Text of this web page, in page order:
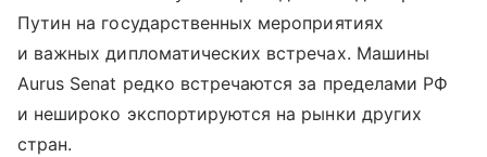
Путин на государственных мероприятиях
и важных дипломатических встречах. Машины
Aurus Senat редко встречаются за пределами РФ
и нешироко экспортируются на рынки других
стран.